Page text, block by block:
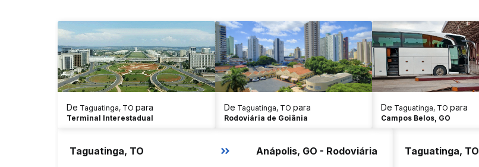
De Taguatinga, TO para
Terminal Interestadual
De Taguatinga, TO para
Rodoviária de Goiânia
De Taguatinga, TO para
Campos Belos, GO
Taguatinga, TO Anápolis, GO - Rodoviária Taguatinga, TO